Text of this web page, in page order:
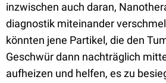
inzwischen auch daran,
diagnostik miteinander
könnten jene Partikel, die den
Geschwür dann nachträglich
aufheizen und helfen, es zu